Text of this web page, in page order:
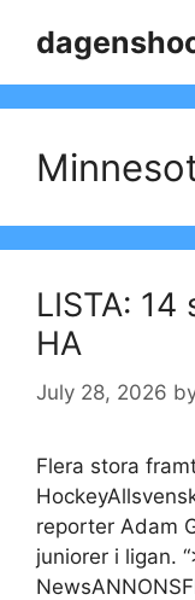
LISTA:
HA
July 28, 2026
Flera stora
reporter Adam
juniorer i ligan.